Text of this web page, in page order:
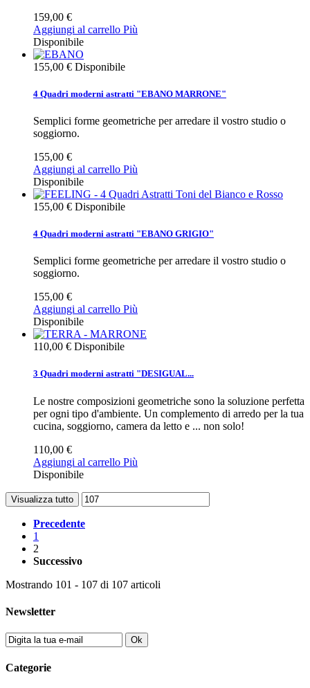
159,00 €
Aggiungi al carrello Più
Disponibile
155,00 € Disponibile
4 Quadri moderni astratti "EBANO MARRONE"
Semplici forme geometriche per arredare il vostro studio o
soggiorno.
155,00 €
Aggiungi al carrello Più
Disponibile
155,00 € Disponibile
4 Quadri moderni astratti "EBANO GRIGIO"
Semplici forme geometriche per arredare il vostro studio o
soggiorno.
155,00 €
Aggiungi al carrello Più
Disponibile
110,00 € Disponibile
3 Quadri moderni astratti "DESIGUAL...
Le nostre composizioni geometriche sono la soluzione perfetta
per ogni tipo d'ambiente. Un complemento di arredo per la tua
cucina, soggiorno, camera da letto e ... non solo!
110,00 €
Aggiungi al carrello Più
Disponibile
Visualizza tutto
Precedente
1
2
Successivo
Mostrando 101 - 107 di 107 articoli
Newsletter
Ok
Categorie